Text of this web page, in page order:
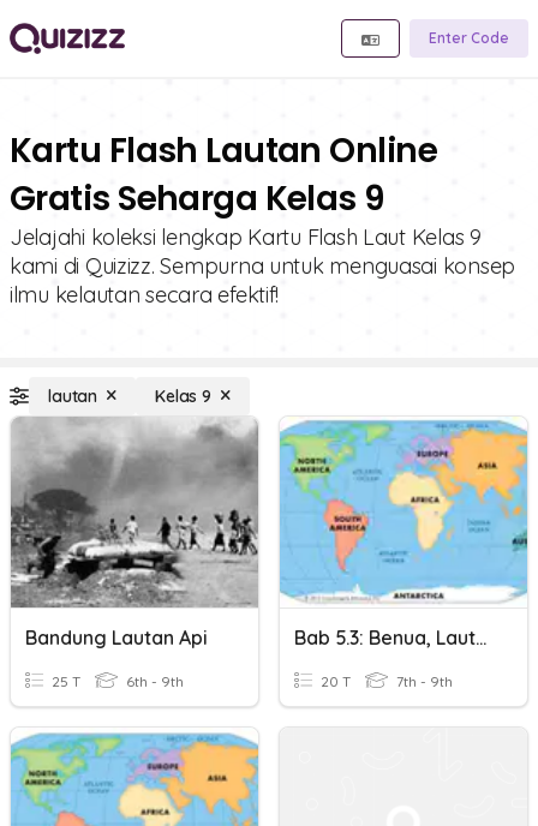
Enter Code
Kartu Flash Lautan Online
Gratis Seharga Kelas 9
Jelajahi koleksi lengkap Kartu Flash Laut Kelas 9
kami di Quizizz. Sempurna untuk menguasai konsep
ilmu kelautan secara efektif!
lautan Kelas 9
Bandung Lautan Api
25 T 6th - 9th
Bab 5.3: Benua, Lautan, Laut Utama Dan Selat
20 T 7th - 9th